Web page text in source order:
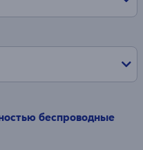
беспроводные